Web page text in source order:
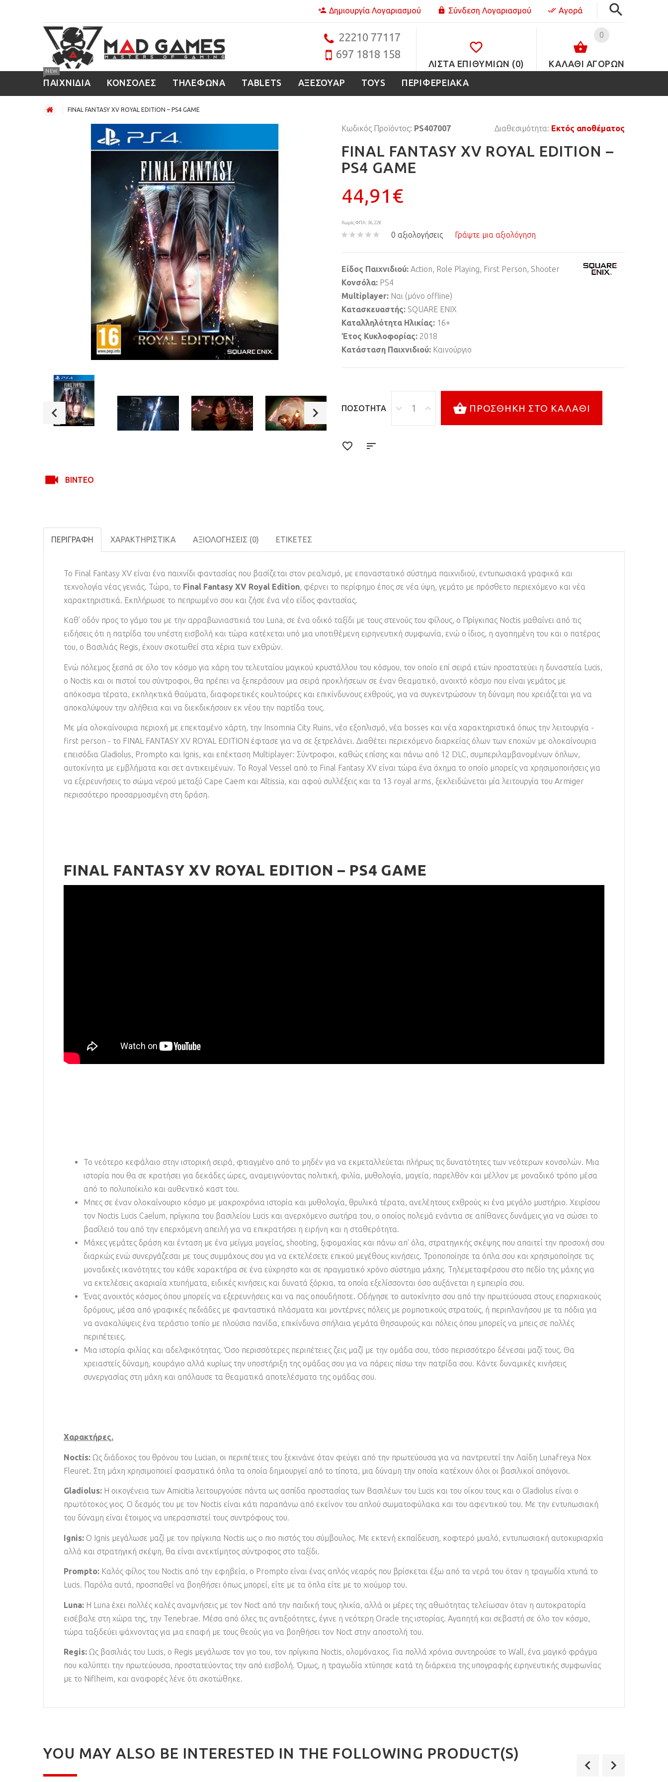
Δημιουργία Λογαριασμού Σύνδεση Λογαριασμού Αγορά
0
ΚΑΛΑΘΙ ΑΓΟΡΩΝ
ΛΊΣΤΑ ΕΠΙΘΥΜΙΏΝ (0)
22210 77117
697 1818 158
ΠΑΙΧΝΙΔΙΑ
NEW
ΚΟΝΣΟΛΕΣ ΤΗΛΕΦΩΝΑ TABLETS ΑΞΕΣΟΥΑΡ TOYS ΠΕΡΙΦΕΡΕΙΑΚΑ
FINAL FANTASY XV ROYAL EDITION – PS4 GAME
ΒΊΝΤΕΟ
Κωδικός Προϊόντος: PS407007 Διαθεσιμότητα: Εκτός αποθέματος
FINAL FANTASY XV ROYAL EDITION –
PS4 GAME
44,91€
Χωρίς ΦΠΑ: 36,22€
0 αξιολογήσεις Γράψτε μια αξιολόγηση
Είδος Παιχνιδιού: Action, Role Playing, First Person, Shooter
Κονσόλα: PS4
Multiplayer: Ναι (μόνο offline)
Κατασκευαστής: SQUARE ENIX
Καταλληλότητα Ηλικίας: 16+
Έτος Κυκλοφορίας: 2018
Κατάσταση Παιχνιδιού: Καινούργιο
ΠΟΣΌΤΗΤΑ ΠΡΟΣΘΉΚΗ ΣΤΟ ΚΑΛΆΘΙ
ΠΕΡΙΓΡΑΦΉ ΧΑΡΑΚΤΗΡΙΣΤΙΚΆ ΑΞΙΟΛΟΓΉΣΕΙΣ (0) ΕΤΙΚΈΤΕΣ
Το Final Fantasy XV είναι ένα παιχνίδι φαντασίας που βασίζεται στον ρεαλισμό, με επαναστατικό σύστημα παιχνιδιού, εντυπωσιακά γραφικά και
τεχνολογία νέας γενιάς. Τώρα, το Final Fantasy XV Royal Edition, φέρνει το περίφημο έπος σε νέα ύψη, γεμάτο με πρόσθετο περιεχόμενο και νέα
χαρακτηριστικά. Εκπλήρωσε το πεπρωμένο σου και ζήσε ένα νέο είδος φαντασίας.
Καθ’ οδόν προς το γάμο του με την αρραβωνιαστικιά του Luna, σε ένα οδικό ταξίδι με τους στενούς του φίλους, ο Πρίγκιπας Noctis μαθαίνει από τις
ειδήσεις ότι η πατρίδα του υπέστη εισβολή και τώρα κατέχεται υπό μια υποτιθέμενη ειρηνευτική συμφωνία, ενώ ο ίδιος, η αγαπημένη του και ο πατέρας
του, ο Βασιλιάς Regis, έχουν σκοτωθεί στα χέρια των εχθρών.
Ενώ πόλεμος ξεσπά σε όλο τον κόσμο για χάρη του τελευταίου μαγικού κρυστάλλου του κόσμου, τον οποίο επί σειρά ετών προστατεύει η δυναστεία Lucis,
ο Noctis και οι πιστοί του σύντροφοι, θα πρέπει να ξεπεράσουν μια σειρά προκλήσεων σε έναν θεαματικό, ανοιχτό κόσμο που είναι γεμάτος με
απόκοσμα τέρατα, εκπληκτικά θαύματα, διαφορετικές κουλτούρες και επικίνδυνους εχθρούς, για να συγκεντρώσουν τη δύναμη που χρειάζεται για να
αποκαλύψουν την αλήθεια και να διεκδικήσουν εκ νέου την παρτίδα τους.
Με μία ολοκαίνουρια περιοχή με επεκταμένο χάρτη, την Insomnia City Ruins, νέο εξοπλισμό, νέα bosses και νέα χαρακτηριστικά όπως την λειτουργία -
first person - το FINAL FANTASY XV ROYAL EDITION έφτασε για να σε ξετρελάνει. Διαθέτει περιεχόμενο διαρκείας όλων των εποχών με ολοκαίνουρια
επεισόδια Gladiolus, Prompto και Ignis, και επέκταση Multiplayer: Σύντροφοι, καθώς επίσης και πάνω από 12 DLC, συμπεριλαμβανομένων όπλων,
αυτοκίνητα με εμβλήματα και σετ αντικειμένων. Το Royal Vessel από το Final Fantasy XV είναι τώρα ένα όχημα το οποίο μπορείς να χρησιμοποιήσεις για
να εξερευνήσεις το σώμα νερού μεταξύ Cape Caem και Altissia, και αφού συλλέξεις και τα 13 royal arms, ξεκλειδώνεται μία λειτουργία του Armiger
περισσότερο προσαρμοσμένη στη δράση.
FINAL FANTASY XV ROYAL EDITION – PS4 GAME
Το νεότερο κεφάλαιο στην ιστορική σειρά, φτιαγμένο από το μηδέν για να εκμεταλλεύεται πλήρως τις δυνατότητες των νεότερων κονσολών. Μια
ιστορία που θα σε κρατήσει για δεκάδες ώρες, αναμειγνύοντας πολιτική, φιλία, μυθολογία, μαγεία, παρελθόν και μέλλον με μοναδικό τρόπο μέσα
από το πολυποίκιλο και αυθεντικό καστ του.
Μπες σε έναν ολοκαίνουριο κόσμο με μακροχρόνια ιστορία και μυθολογία, θρυλικά τέρατα, ανελέητους εχθρούς κι ένα μεγάλο μυστήριο. Χειρίσου
τον Noctis Lucis Caelum, πρίγκιπα του βασιλείου Lucis και ανερχόμενο σωτήρα του, ο οποίος πολεμά ενάντια σε απίθανες δυνάμεις για να σώσει το
βασίλειό του από την επερχόμενη απειλή για να επικρατήσει η ειρήνη και η σταθερότητα.
Μάχες γεμάτες δράση και ένταση με ένα μείγμα μαγείας, shooting, ξιφομαχίας και πάνω απ' όλα, στρατηγικής σκέψης που απαιτεί την προσοχή σου
διαρκώς ενώ συνεργάζεσαι με τους συμμάχους σου για να εκτελέσετε επικού μεγέθους κινήσεις. Τροποποίησε τα όπλα σου και χρησιμοποίησε τις
μοναδικές ικανότητες του κάθε χαρακτήρα σε ένα εύχρηστο και σε πραγματικό χρόνο σύστημα μάχης. Τηλεμεταφέρσου στο πεδίο της μάχης για
να εκτελέσεις ακαριαία χτυπήματα, ειδικές κινήσεις και δυνατά ξόρκια, τα οποία εξελίσσονται όσο αυξάνεται η εμπειρία σου.
Ένας ανοιχτός κόσμος όπου μπορείς να εξερευνήσεις και να πας οπουδήποτε. Οδήγησε το αυτοκίνητο σου από την πρωτεύουσα στους επαρχιακούς
δρόμους, μέσα από γραφικές πεδιάδες με φανταστικά πλάσματα και μοντέρνες πόλεις με ρομποτικούς στρατούς, ή περιπλανήσου με τα πόδια για
να ανακαλύψεις ένα τεράστιο τοπίο με πλούσια πανίδα, επικίνδυνα σπήλαια γεμάτα θησαυρούς και πόλεις όπου μπορείς να μπεις σε πολλές
περιπέτειες.
Μια ιστορία φιλίας και αδελφικότητας. Όσο περισσότερες περιπέτειες ζεις μαζί με την ομάδα σου, τόσο περισσότερο δένεσαι μαζί τους. Θα
χρειαστείς δύναμη, κουράγιο αλλά κυρίως την υποστήριξη της ομάδας σου για να πάρεις πίσω την πατρίδα σου. Κάντε δυναμικές κινήσεις
συνεργασίας στη μάχη και απόλαυσε τα θεαματικά αποτελέσματα της ομάδας σου.
Χαρακτήρες.
Noctis: Ως διάδοχος του θρόνου του Lucian, οι περιπέτειες του ξεκινάνε όταν φεύγει από την πρωτεύουσα για να παντρευτεί την Λαίδη Lunafreya Nox
Fleuret. Στη μάχη χρησιμοποιεί φασματικά όπλα τα οποία δημιουργεί από το τίποτα, μια δύναμη την οποία κατέχουν όλοι οι βασιλικοί απόγονοι.
Gladiolus: Η οικογένεια των Amicitia λειτουργούσε πάντα ως ασπίδα προστασίας των Βασιλέων του Lucis και του οίκου τους και ο Gladiolus είναι ο
πρωτότοκος γιος. Ο δεσμός του με τον Noctis είναι κάτι παραπάνω από εκείνον του απλού σωματοφύλακα και του αφεντικού του. Με την εντυπωσιακή
του δύναμη είναι έτοιμος να υπερασπιστεί τους συντρόφους του.
Ignis: Ο Ignis μεγάλωσε μαζί με τον πρίγκιπα Noctis ως ο πιο πιστός του σύμβουλος. Με εκτενή εκπαίδευση, κοφτερό μυαλό, εντυπωσιακή αυτοκυριαρχία
αλλά και στρατηγική σκέψη, θα είναι ανεκτίμητος σύντροφος στο ταξίδι.
Prompto: Καλός φίλος του Noctis από την εφηβεία, ο Prompto είναι ένας απλός νεαρός που βρίσκεται έξω από τα νερά του όταν η τραγωδία χτυπά το
Lucis. Παρόλα αυτά, προσπαθεί να βοηθήσει όπως μπορεί, είτε με τα όπλα είτε με το χιούμορ του.
Luna: Η Luna έχει πολλές καλές αναμνήσεις με τον Noct από την παιδική τους ηλικία, αλλά οι μέρες της αθωότητας τελείωσαν όταν η αυτοκρατορία
εισέβαλε στη χώρα της, την Tenebrae. Μέσα από όλες τις αντιξοότητες, έγινε η νεότερη Oracle της ιστορίας. Αγαπητή και σεβαστή σε όλο τον κόσμο,
τώρα ταξιδεύει ψάχνοντας για μια επαφή με τους θεούς για να βοηθήσει τον Noct στην αποστολή του.
Regis: Ως βασιλιάς του Lucis, ο Regis μεγάλωσε τον γιο του, τον πρίγκιπα Noctis, ολομόναχος. Για πολλά χρόνια συντηρούσε το Wall, ένα μαγικό φράγμα
που καλύπτει την πρωτεύουσα, προστατεύοντας την από εισβολή. Όμως, η τραγωδία χτύπησε κατά τη διάρκεια της υπογραφής ειρηνευτικής συμφωνίας
με το Niflheim, και αναφορές λένε ότι σκοτώθηκε.
YOU MAY ALSO BE INTERESTED IN THE FOLLOWING PRODUCT(S)